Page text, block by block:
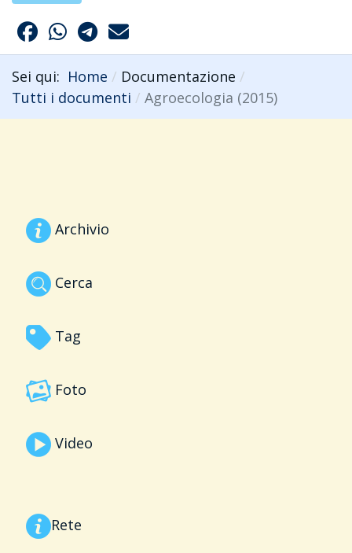
Sei qui: Home
Documentazione
Tutti i documenti
Agroecologia (2015)
Archivio
Cerca
Tag
Foto
Video
Rete